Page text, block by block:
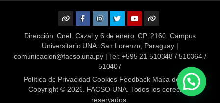
Dirección: Cnel. Cazal y 6 de enero. CP. 2160. Campus
Universitario UNA. San Lorenzo, Paraguay |
comunicacion@facso.una.py | Tel: +595 21 510348 / 510364 /
510407
Política de Privacidad Cookies Feedback Mapa del Sitio
Copyright © 2026. FACSO-UNA. Todos los derechos
reservados.